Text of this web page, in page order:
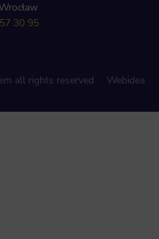
30 95
all rights reserved Webidea